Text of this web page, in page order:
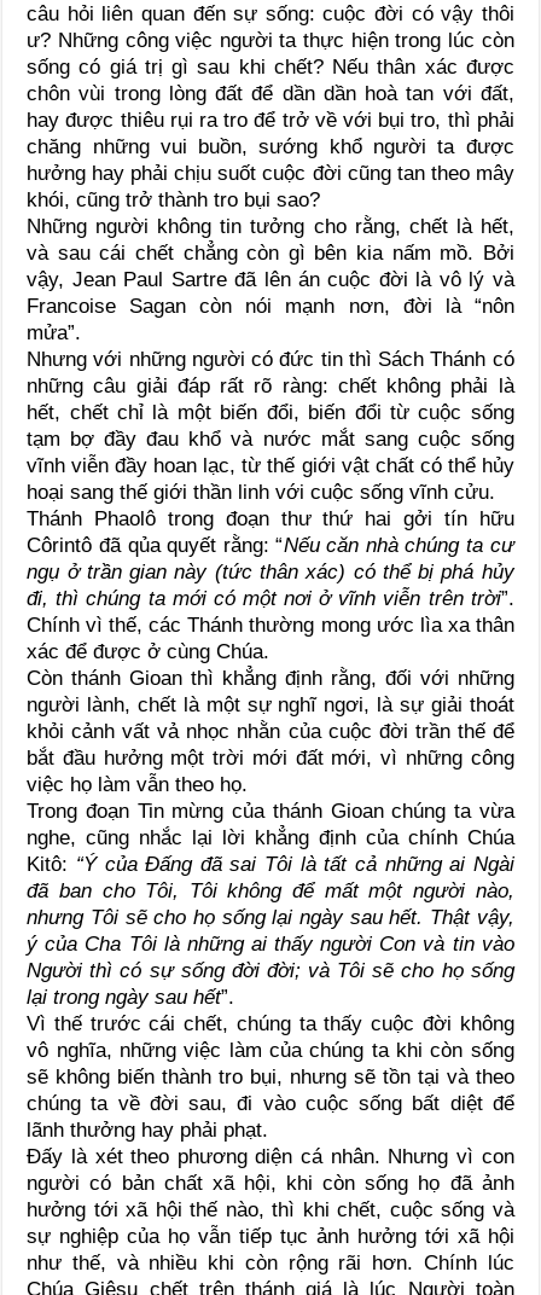
câu hỏi liên quan đến sự sống: cuộc đời có vậy thôi
ư? Những công việc người ta thực hiện trong lúc còn
sống có giá trị gì sau khi chết? Nếu thân xác được
chôn vùi trong lòng đất để dần dần hoà tan với đất,
hay được thiêu rụi ra tro để trở về với bụi tro, thì phải
chăng những vui buồn, sướng khổ người ta được
hưởng hay phải chịu suốt cuộc đời cũng tan theo mây
khói, cũng trở thành tro bụi sao?
Những người không tin tưởng cho rằng, chết là hết,
và sau cái chết chẳng còn gì bên kia nấm mồ. Bởi
vậy, Jean Paul Sartre đã lên án cuộc đời là vô lý và
Francoise Sagan còn nói mạnh nơn, đời là “nôn
mửa”.
Nhưng với những người có đức tin thì Sách Thánh có
những câu giải đáp rất rõ ràng: chết không phải là
hết, chết chỉ là một biến đổi, biến đổi từ cuộc sống
tạm bợ đầy đau khổ và nước mắt sang cuộc sống
vĩnh viễn đầy hoan lạc, từ thế giới vật chất có thể hủy
hoại sang thế giới thần linh với cuộc sống vĩnh cửu.
Thánh Phaolô trong đoạn thư thứ hai gởi tín hữu
Côrintô đã qủa quyết rằng: “Nếu căn nhà chúng ta cư
ngụ ở trần gian này (tức thân xác) có thể bị phá hủy
đi, thì chúng ta mới có một nơi ở vĩnh viễn trên trời”.
Chính vì thế, các Thánh thường mong ước lìa xa thân
xác để được ở cùng Chúa.
Còn thánh Gioan thì khẳng định rằng, đối với những
người lành, chết là một sự nghĩ ngơi, là sự giải thoát
khỏi cảnh vất vả nhọc nhằn của cuộc đời trần thế để
bắt đầu hưởng một trời mới đất mới, vì những công
việc họ làm vẫn theo họ.
Trong đoạn Tin mừng của thánh Gioan chúng ta vừa
nghe, cũng nhắc lại lời khẳng định của chính Chúa
Kitô: “Ý của Đấng đã sai Tôi là tất cả những ai Ngài
đã ban cho Tôi, Tôi không để mất một người nào,
nhưng Tôi sẽ cho họ sống lại ngày sau hết. Thật vậy,
ý của Cha Tôi là những ai thấy người Con và tin vào
Người thì có sự sống đời đời; và Tôi sẽ cho họ sống
lại trong ngày sau hết”.
Vì thế trước cái chết, chúng ta thấy cuộc đời không
vô nghĩa, những việc làm của chúng ta khi còn sống
sẽ không biến thành tro bụi, nhưng sẽ tồn tại và theo
chúng ta về đời sau, đi vào cuộc sống bất diệt để
lãnh thưởng hay phải phạt.
Đấy là xét theo phương diện cá nhân. Nhưng vì con
người có bản chất xã hội, khi còn sống họ đã ảnh
hưởng tới xã hội thế nào, thì khi chết, cuộc sống và
sự nghiệp của họ vẫn tiếp tục ảnh hưởng tới xã hội
như thế, và nhiều khi còn rộng rãi hơn. Chính lúc
Chúa Giêsu chết trên thánh giá là lúc Người toàn